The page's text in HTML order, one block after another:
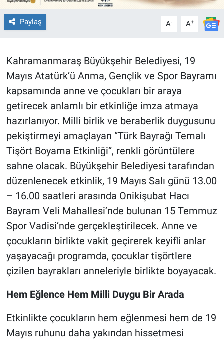
Paylaş A- A+
Kahramanmaraş Büyükşehir Belediyesi, 19
Mayıs Atatürk’ü Anma, Gençlik ve Spor Bayramı
kapsamında anne ve çocukları bir araya
getirecek anlamlı bir etkinliğe imza atmaya
hazırlanıyor. Milli birlik ve beraberlik duygusunu
pekiştirmeyi amaçlayan “Türk Bayrağı Temalı
Tişört Boyama Etkinliği”, renkli görüntülere
sahne olacak. Büyükşehir Belediyesi tarafından
düzenlenecek etkinlik, 19 Mayıs Salı günü 13.00
– 16.00 saatleri arasında Onikişubat Hacı
Bayram Veli Mahallesi’nde bulunan 15 Temmuz
Spor Vadisi’nde gerçekleştirilecek. Anne ve
çocukların birlikte vakit geçirerek keyifli anlar
yaşayacağı programda, çocuklar tişörtlere
çizilen bayrakları anneleriyle birlikte boyayacak.
Hem Eğlence Hem Milli Duygu Bir Arada
Etkinlikte çocukların hem eğlenmesi hem de 19
Mayıs ruhunu daha yakından hissetmesi
HABERDE İNSAN
BİLİM VE TEKNOLOJİ
Güvenlik
Bölge